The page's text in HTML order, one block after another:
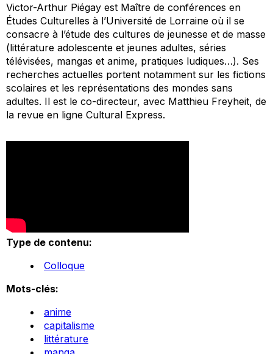
Victor-Arthur Piégay est Maître de conférences en
Études Culturelles à l’Université de Lorraine où il se
consacre à l’étude des cultures de jeunesse et de masse
(littérature adolescente et jeunes adultes, séries
télévisées, mangas et anime, pratiques ludiques…). Ses
recherches actuelles portent notamment sur les fictions
scolaires et les représentations des mondes sans
adultes. Il est le co-directeur, avec Matthieu Freyheit, de
la revue en ligne Cultural Express.
Type de contenu:
Colloque
Mots-clés:
anime
capitalisme
littérature